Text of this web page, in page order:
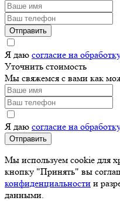
Отправить
Я даю согласие на
Уточнить стоимость
Мы свяжемся с вами как
Я даю согласие на
Отправить
Мы используем cookie для
кнопку "Принять" вы
конфиденциальности и
данными.